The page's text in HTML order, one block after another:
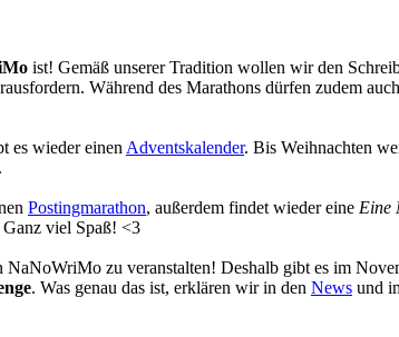
ist! Gemäß unserer Tradition wollen wir den
Während des Marathons dürfen zudem auch
es wieder einen Adventskalender. Bis Weihnachten
Postingmarathon, außerdem findet wieder eine Eine
viel Spaß! <3
zu veranstalten! Deshalb gibt es im
. Was genau das ist, erklären wir in den News und